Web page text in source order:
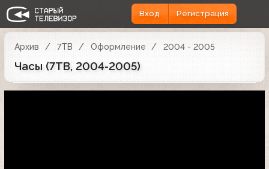
Вход Регистрация
Архив 7ТВ Оформление 2004 - 2005
Часы (7ТВ, 2004-2005)